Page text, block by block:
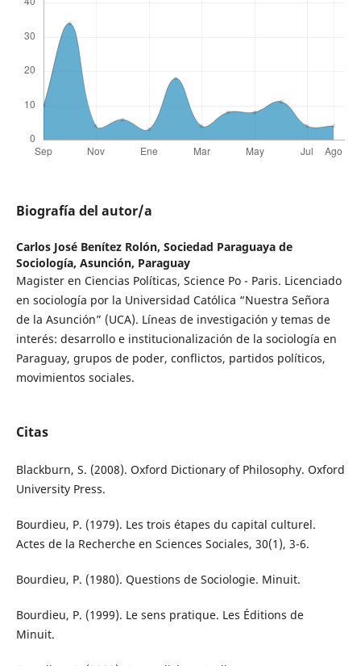
Biografía del autor/a
Carlos José Benítez Rolón, Sociedad Paraguaya de
Sociología, Asunción, Paraguay
Magister en Ciencias Políticas, Science Po - Paris. Licenciado
en sociología por la Universidad Católica “Nuestra Señora
de la Asunción” (UCA). Líneas de investigación y temas de
interés: desarrollo e institucionalización de la sociología en
Paraguay, grupos de poder, conflictos, partidos políticos,
movimientos sociales.
Citas
Blackburn, S. (2008). Oxford Dictionary of Philosophy. Oxford
University Press.
Bourdieu, P. (1979). Les trois étapes du capital culturel.
Actes de la Recherche en Sciences Sociales, 30(1), 3-6.
Bourdieu, P. (1980). Questions de Sociologie. Minuit.
Bourdieu, P. (1999). Le sens pratique. Les Éditions de
Minuit.